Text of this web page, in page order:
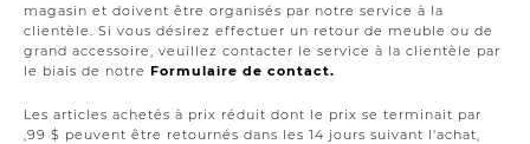
magasin et doivent être organisés par notre service à la
clientèle. Si vous désirez effectuer un retour de meuble ou de
grand accessoire, veuillez contacter le service à la clientèle par
le biais de notre Formulaire de contact.
Les articles achetés à prix réduit dont le prix se terminait par
,99 $ peuvent être retournés dans les 14 jours suivant l'achat,